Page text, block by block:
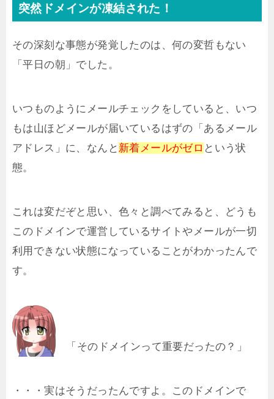
突然ドメインが凍結された！
その深刻な事態が発覚したのは、何の変哲もない
「平日の朝」でした。
いつものようにメールチェックをしていると、いつ
もは山ほどメールが届いているはずの「あるメール
アドレス」に、なんと 新着メールがゼロ という状
態。
これは変だぞと思い、色々と調べてみると、どうも
このドメインで運営しているサイトやメールが一切
利用できない状態になっていることがわかったんで
す。
「そのドメインって重要だったの？」
・・・実はそうだったんですよ。このドメインで